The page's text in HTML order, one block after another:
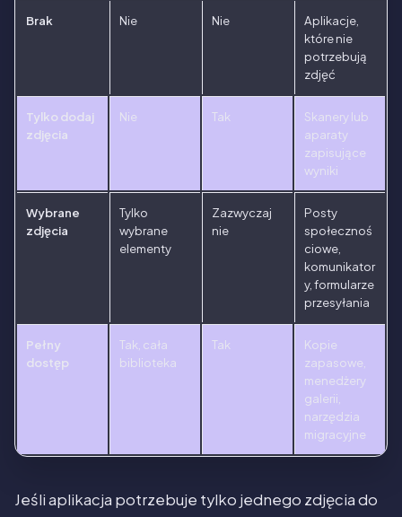
Brak Nie Nie
Aplikacje,
które nie
potrzebują
zdjęć
Tylko dodaj
zdjęcia
Nie Tak
Skanery lub
aparaty
zapisujące
wyniki
Wybrane
zdjęcia
Tylko
wybrane
elementy
Zazwyczaj
nie
Posty
społecznoś
ciowe,
komunikator
y, formularze
przesyłania
Pełny
dostęp
Tak, cała
biblioteka
Tak
Kopie
zapasowe,
menedżery
galerii,
narzędzia
migracyjne
Jeśli aplikacja potrzebuje tylko jednego zdjęcia do